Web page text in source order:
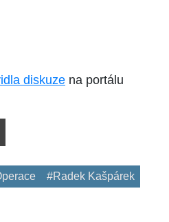
diskuze na portálu
#Radek Kašpárek